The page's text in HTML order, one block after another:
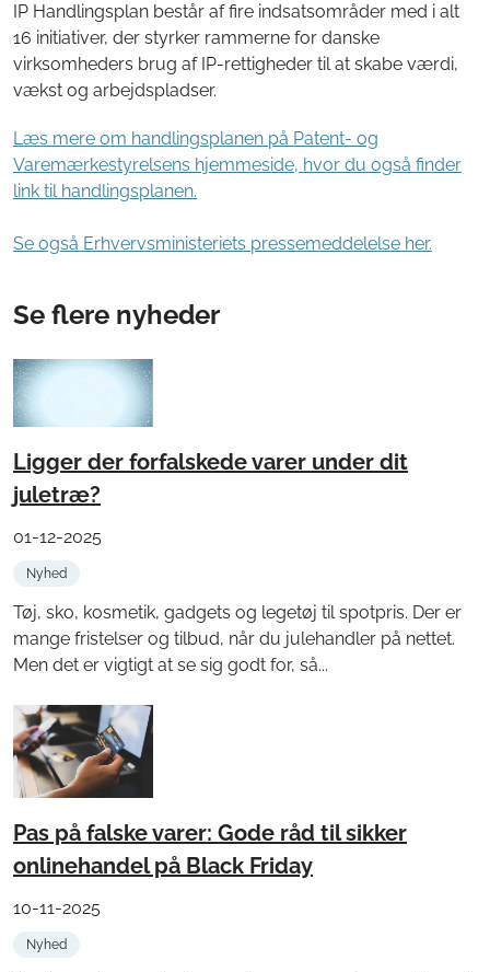
IP Handlingsplan består af fire indsatsområder med i alt
16 initiativer, der styrker rammerne for danske
virksomheders brug af IP-rettigheder til at skabe værdi,
vækst og arbejdspladser.
Læs mere om handlingsplanen på Patent- og
Varemærkestyrelsens hjemmeside, hvor du også finder
link til handlingsplanen.
Se også Erhvervsministeriets pressemeddelelse her.
Se flere nyheder
Ligger der forfalskede varer under dit
juletræ?
01-12-2025
Nyhed
Tøj, sko, kosmetik, gadgets og legetøj til spotpris. Der er
mange fristelser og tilbud, når du julehandler på nettet.
Men det er vigtigt at se sig godt for, så...
Pas på falske varer: Gode råd til sikker
onlinehandel på Black Friday
10-11-2025
Nyhed